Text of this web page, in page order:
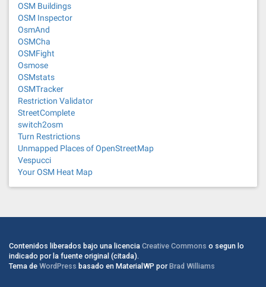
OSM Buildings
OSM Inspector
OsmAnd
OSMCha
OSMFight
Osmose
OSMstats
OSMTracker
Restriction Validator
StreetComplete
switch2osm
Turn Restrictions
Unmapped Places of OpenStreetMap
Vespucci
Your OSM Heat Map
Contenidos liberados bajo una licencia Creative Commons o segun lo
indicado por la fuente original (citada).
Tema de WordPress basado en MaterialWP porBrad Williams